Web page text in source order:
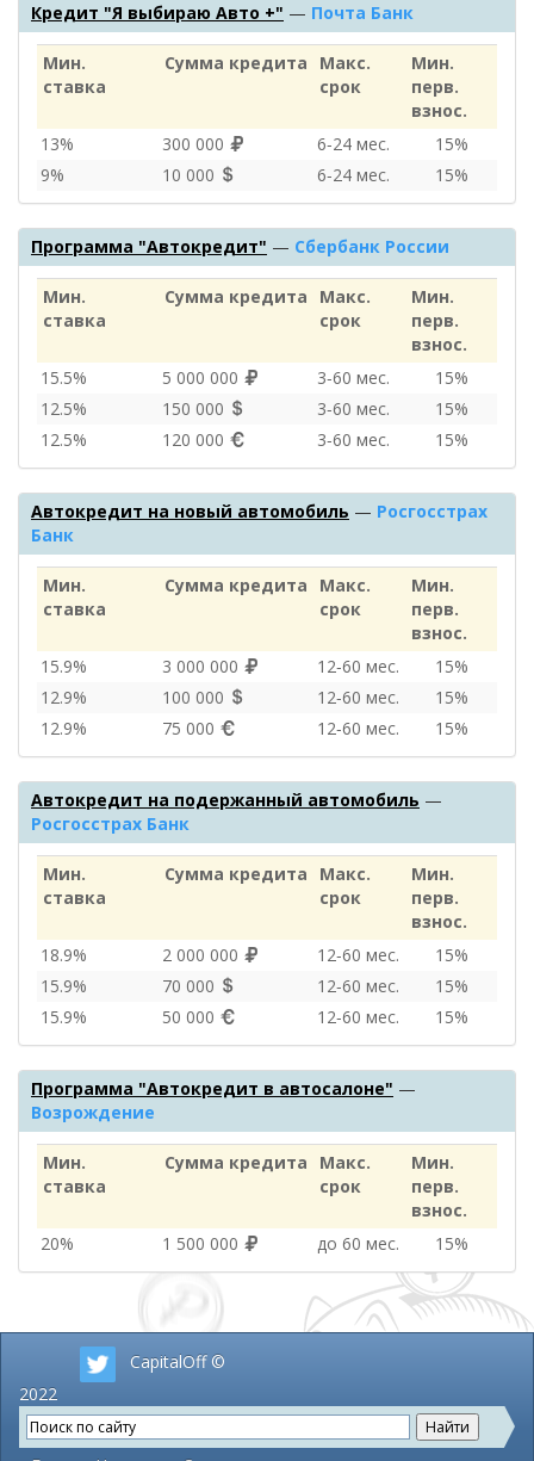
Кредит "Я выбираю Авто +" — Почта Банк
Мин.
ставка
Сумма кредита
Макс.
срок
Мин.
перв.
взнос.
13%
300 000 6‑24 мес.
15%
9%
10 000 6‑24 мес. 15%
Программа "Автокредит" — Сбербанк России
Мин.
ставка
Сумма кредита
Макс.
срок
Мин.
перв.
взнос.
15.5%
5 000 000 3‑60 мес.
15%
12.5%
150 000 3‑60 мес.
15%
12.5%
120 000 3‑60 мес. 15%
Автокредит на новый автомобиль — Росгосстрах
Банк
Мин.
ставка
Сумма кредита
Макс.
срок
Мин.
перв.
взнос.
15.9%
3 000 000 12‑60 мес.
15%
12.9%
100 000 12‑60 мес.
15%
12.9%
75 000 12‑60 мес. 15%
Автокредит на подержанный автомобиль —
Росгосстрах Банк
Мин.
ставка
Сумма кредита
Макс.
срок
Мин.
перв.
взнос.
18.9%
2 000 000 12‑60 мес.
15%
15.9%
70 000 12‑60 мес.
15%
15.9%
50 000 12‑60 мес. 15%
Программа "Автокредит в автосалоне" —
Возрождение
Мин.
ставка
Сумма кредита
Макс.
срок
Мин.
перв.
взнос.
20%
1 500 000 до 60 мес. 15%
CapitalOff ©
2022